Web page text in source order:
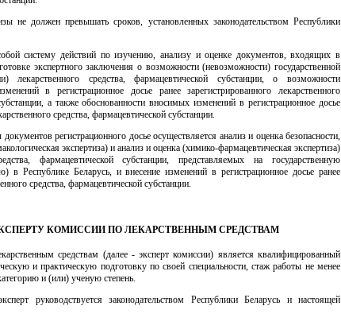
не должен превышать сроков, установленных законодательством Республики
систему действий по изучению, анализу и оценке документов, входящих в
экспертного заключения о возможности (невозможности) государственной
лекарственного средства, фармацевтической субстанции, о возможности
в регистрационное досье ранее зарегистрированного лекарственного
а также обоснованности вносимых изменений в регистрационное досье
средства, фармацевтической субстанции.
регистрационного досье осуществляется анализ и оценка безопасности,
экспертиза) и анализ и оценка (химико-фармацевтическая экспертиза)
фармацевтической субстанции, представляемых на государственную
в Республике Беларусь, и внесение изменений в регистрационное досье ранее
средства, фармацевтической субстанции.
КОМИССИИ ПО ЛЕКАРСТВЕННЫМ СРЕДСТВАМ
средствам (далее - эксперт комиссии) является квалифицированный
и практическую подготовку по своей специальности, стаж работы не менее
и (или) ученую степень.
руководствуется законодательством Республики Беларусь и настоящей